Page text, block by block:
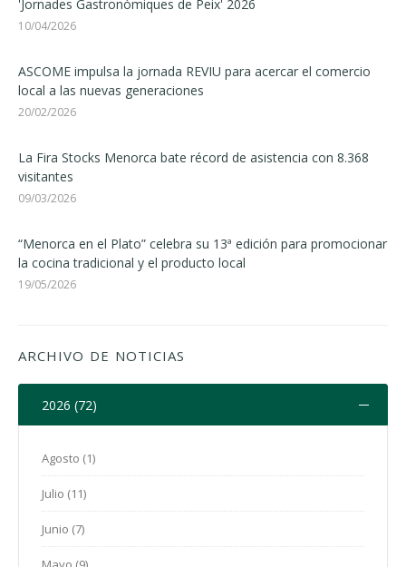
'Jornades Gastronòmiques de Peix' 2026
10/04/2026
ASCOME impulsa la jornada REVIU para acercar el comercio
local a las nuevas generaciones
20/02/2026
La Fira Stocks Menorca bate récord de asistencia con 8.368
visitantes
09/03/2026
“Menorca en el Plato” celebra su 13ª edición para promocionar
la cocina tradicional y el producto local
19/05/2026
ARCHIVO DE NOTICIAS
2026 (72)
Agosto (1)
Julio (11)
Junio (7)